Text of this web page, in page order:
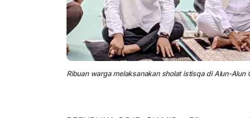
Ribuan warga melaksanakan sholat istisqa di Alun-Alun